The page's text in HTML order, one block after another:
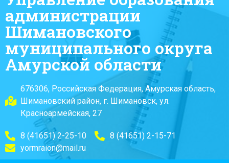
администрации
Шимановского
муниципального округа
Амурской области
676306, Российская Федерация, Амурская область,
Шимановский район, г. Шимановск, ул.
Красноармейская, 27
8 (41651) 2-25-10
8 (41651) 2-15-71
yormraion@mail.ru